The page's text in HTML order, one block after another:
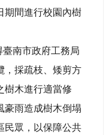
期間進行校園內樹
南市政府工務局
，採疏枝、矮剪方
樹木進行適當修
豪雨造成樹木倒塌
民眾，以保障公共